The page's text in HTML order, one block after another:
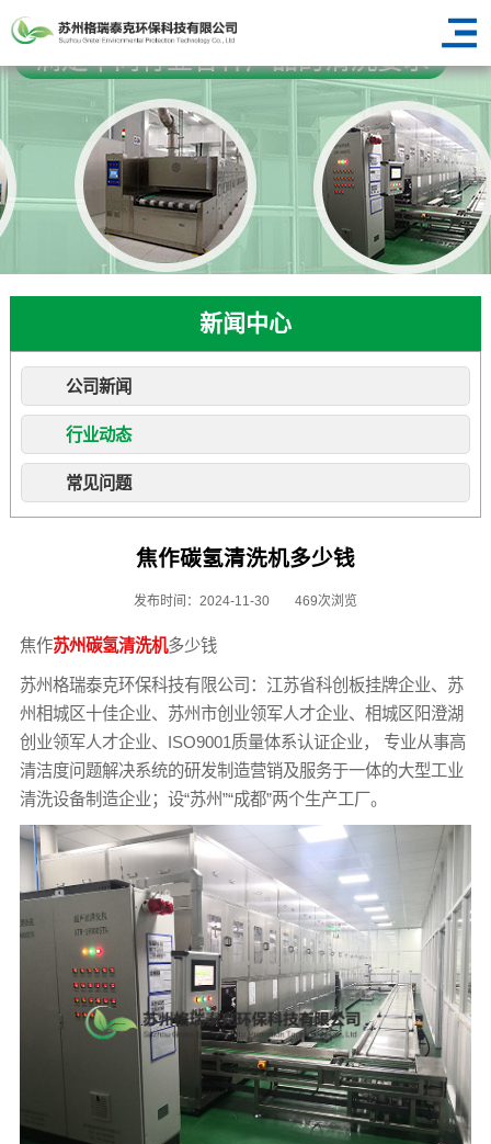
新闻中心
公司新闻
行业动态
常见问题
焦作碳氢清洗机多少钱
发布时间：2024-11-30 469次浏览
焦作苏州碳氢清洗机多少钱
苏州格瑞泰克环保科技有限公司：江苏省科创板挂牌企业、苏
州相城区十佳企业、苏州市创业领军人才企业、相城区阳澄湖
创业领军人才企业、ISO9001质量体系认证企业， 专业从事高
清洁度问题解决系统的研发制造营销及服务于一体的大型工业
清洗设备制造企业；设“苏州”“成都”两个生产工厂。